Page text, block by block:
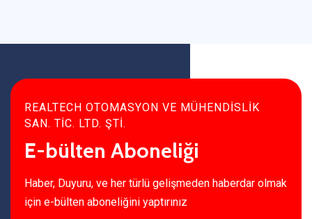
REALTECH OTOMASYON VE MÜHENDİSLİK
SAN. TİC. LTD. ŞTİ.
E-bülten Aboneliği
Haber, Duyuru, ve her türlü gelişmeden haberdar olmak
için e-bülten aboneliğini yaptırınız